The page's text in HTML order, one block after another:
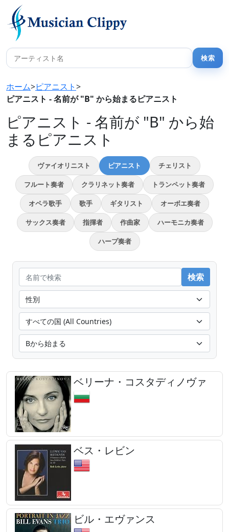
ホーム>ピアニスト>
ピアニスト - 名前が "B" から始まるピアニスト
ピアニスト - 名前が "B" から始
まるピアニスト
ヴァイオリニスト ピアニスト チェリスト
フルート奏者 クラリネット奏者 トランペット奏者
オペラ歌手 歌手 ギタリスト オーボエ奏者
サックス奏者 指揮者 作曲家 ハーモニカ奏者
ハープ奏者
ベリーナ・コスタディノヴァ
ベス・レビン
ビル・エヴァンス